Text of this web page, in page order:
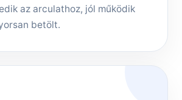
az arculathoz, jól működik
betölt.